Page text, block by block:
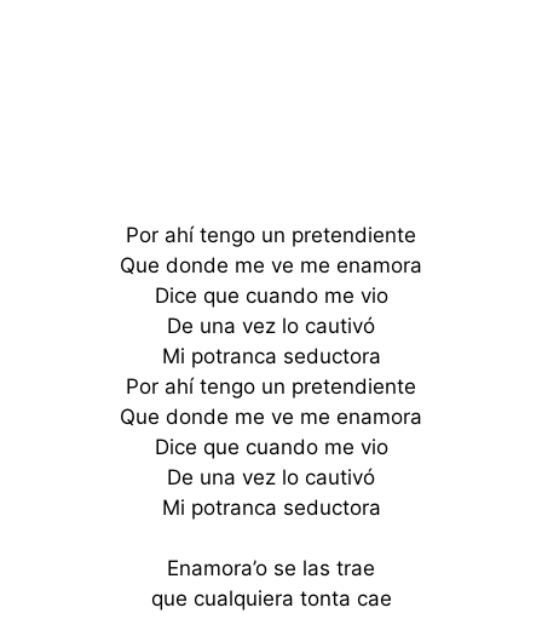
Por ahí tengo un pretendiente
Que donde me ve me enamora
Dice que cuando me vio
De una vez lo cautivó
Mi potranca seductora
Por ahí tengo un pretendiente
Que donde me ve me enamora
Dice que cuando me vio
De una vez lo cautivó
Mi potranca seductora
Enamora’o se las trae
que cualquiera tonta cae